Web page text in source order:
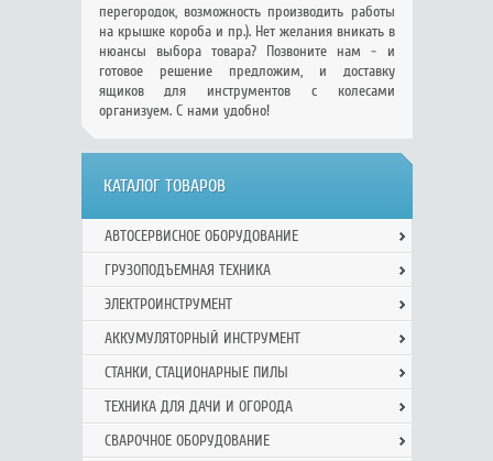
перегородок, возможность производить работы
на крышке короба и пр.). Нет желания вникать в
нюансы выбора товара? Позвоните нам - и
готовое решение предложим, и доставку
ящиков для инструментов с колесами
организуем. С нами удобно!
КАТАЛОГ ТОВАРОВ
АВТОСЕРВИСНОЕ ОБОРУДОВАНИЕ
ГРУЗОПОДЪЕМНАЯ ТЕХНИКА
ЭЛЕКТРОИНСТРУМЕНТ
АККУМУЛЯТОРНЫЙ ИНСТРУМЕНТ
СТАНКИ, СТАЦИОНАРНЫЕ ПИЛЫ
ТЕХНИКА ДЛЯ ДАЧИ И ОГОРОДА
СВАРОЧНОЕ ОБОРУДОВАНИЕ